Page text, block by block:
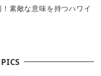
素敵な意味を持つハワイ